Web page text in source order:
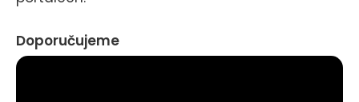
Doporučujeme